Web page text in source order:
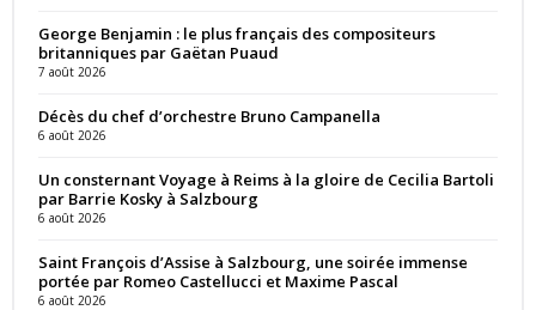
George Benjamin : le plus français des compositeurs
britanniques par Gaëtan Puaud
7 août 2026
Décès du chef d’orchestre Bruno Campanella
6 août 2026
Un consternant Voyage à Reims à la gloire de Cecilia Bartoli
par Barrie Kosky à Salzbourg
6 août 2026
Saint François d’Assise à Salzbourg, une soirée immense
portée par Romeo Castellucci et Maxime Pascal
6 août 2026